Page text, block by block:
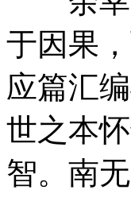
于因果
应篇汇
世之本
智。南